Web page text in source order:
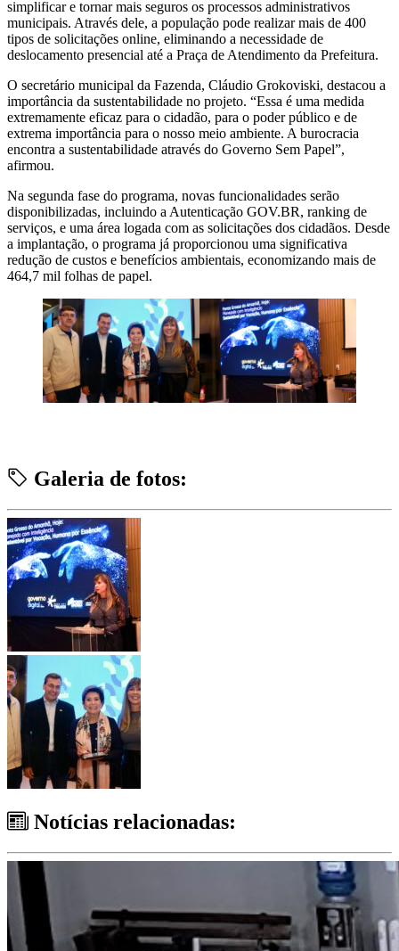
simplificar e tornar mais seguros os processos administrativos
municipais. Através dele, a população pode realizar mais de 400
tipos de solicitações online, eliminando a necessidade de
deslocamento presencial até a Praça de Atendimento da Prefeitura.
O secretário municipal da Fazenda, Cláudio Grokoviski, destacou a
importância da sustentabilidade no projeto. “Essa é uma medida
extremamente eficaz para o cidadão, para o poder público e de
extrema importância para o nosso meio ambiente. A burocracia
encontra a sustentabilidade através do Governo Sem Papel”,
afirmou.
Na segunda fase do programa, novas funcionalidades serão
disponibilizadas, incluindo a Autenticação GOV.BR, ranking de
serviços, e uma área logada com as solicitações dos cidadãos. Desde
a implantação, o programa já proporcionou uma significativa
redução de custos e benefícios ambientais, economizando mais de
464,7 mil folhas de papel.
Galeria de fotos:
Notícias relacionadas: